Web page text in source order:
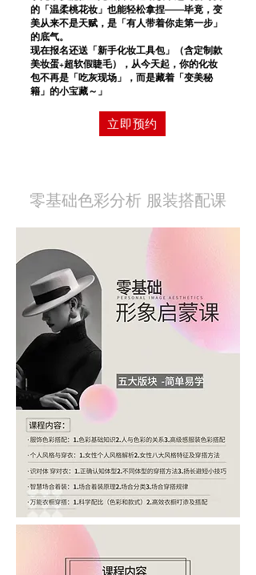
的「温柔桃花妆」也能轻松拿捏——毕竟，变
美从来不是天赋，是「有人带着你走第一步」
的底气。
现在报名还送「新手化妆工具包」（含定制款
美妆蛋+超软假睫毛），从今天起，你的化妆
包不再是「吃灰现场」，而是藏着「变美秘
籍」的小宝藏～」
立即预约
零基础​色彩分析 服装搭配课